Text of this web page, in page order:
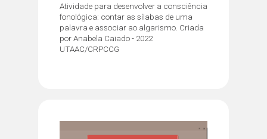
Atividade para desenvolver a consciência
fonológica: contar as sílabas de uma
palavra e associar ao algarismo. Criada
por Anabela Caiado - 2022
UTAAC/CRPCCG